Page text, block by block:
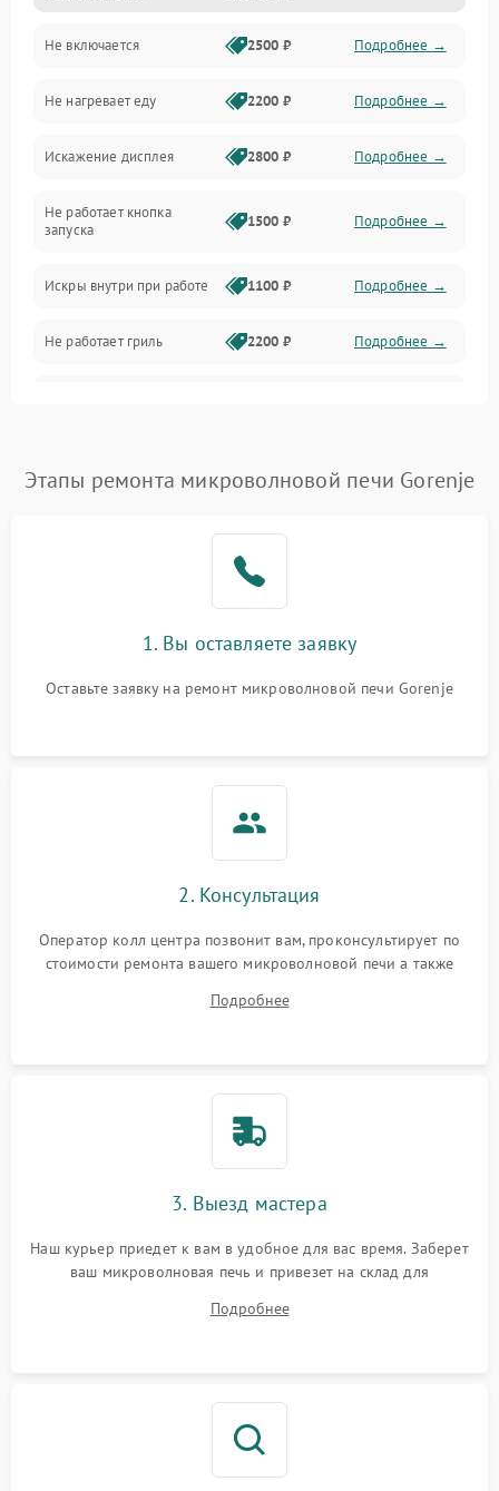
Механика и внутренние элементы
Механические повреждения
Питание и запуск
Нагрев и приготовление
Программное обеспечение
Не включается 2500 ₽ Подробнее →
Не нагревает еду 2200 ₽ Подробнее →
Искажение дисплея 2800 ₽ Подробнее →
Не работает кнопка
запуска
1500 ₽ Подробнее →
Искры внутри при работе 1100 ₽ Подробнее →
Не работает гриль 2200 ₽ Подробнее →
Подробнее →
2200 ₽
Не работают сенсорные
1000 ₽
Этапы ремонта микроволновой печи Gorenje
1. Вы оставляете заявку
Оставьте заявку на ремонт микроволновой печи Gorenje
2. Консультация
Оператор колл центра позвонит вам, проконсультирует по
стоимости ремонта вашего микроволновой печи а также
Подробнее
3. Выезд мастера
Наш курьер приедет к вам в удобное для вас время. Заберет
ваш микроволновая печь и привезет на склад для
Подробнее